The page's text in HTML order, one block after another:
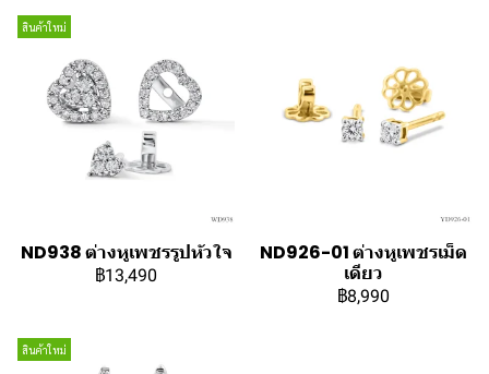
สินค้าใหม่
ND938 ต่างหูเพชรรูปหัวใจ
฿13,490
ND926-01 ต่างหูเพชรเม็ด
เดียว
฿8,990
สินค้าใหม่